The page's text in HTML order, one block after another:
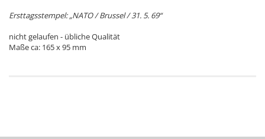
Ersttagsstempel: „NATO / Brussel / 31. 5. 69“
nicht gelaufen - übliche Qualität
Maße ca: 165 x 95 mm